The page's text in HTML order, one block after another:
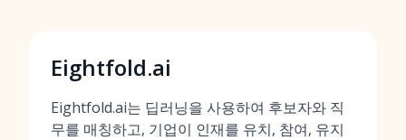
Eightfold.ai
Eightfold.ai는 딥러닝을 사용하여 후보자와 직
무를 매칭하고, 기업이 인재를 유치, 참여, 유지